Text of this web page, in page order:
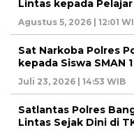
Lintas kepada Pelajar
Agustus 5, 2026 | 12:01
Sat Narkoba Polres
kepada Siswa SMAN
Juli 23, 2026 | 14:53 WIB
Satlantas Polres
Lintas Sejak Dini di